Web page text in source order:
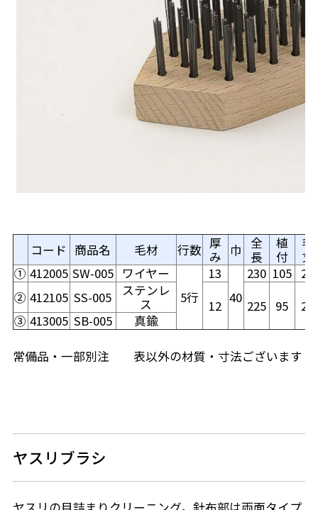
コード 商品名 毛材 行数 厚
み
巾
全
長
植
付
毛
丈
① 412005 SW-005 ワイヤー
5行
13
40
230 105 22
② 412105 SS-005
ステンレ
ス
12 225 95
20
③ 413005 SB-005 真鍮
常備品・一部別注 表以外の材質・寸法ございます
ヤスリブラシ